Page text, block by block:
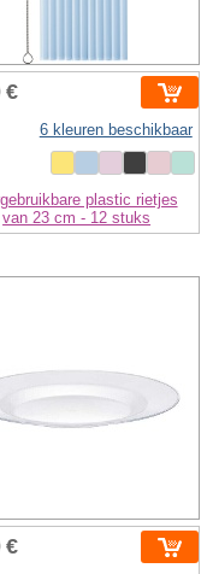
€
6 kleuren beschikbaar
plastic rietjes
van 23 cm - 12 stuks
€